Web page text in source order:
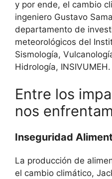
y por ende, el cambio
ingeniero Gustavo
departamento de
meteorológicos del
Sismología,
Hidrología, INSIVUMEH.
Entre los
nos
Inseguridad
La producción de
el cambio climático,